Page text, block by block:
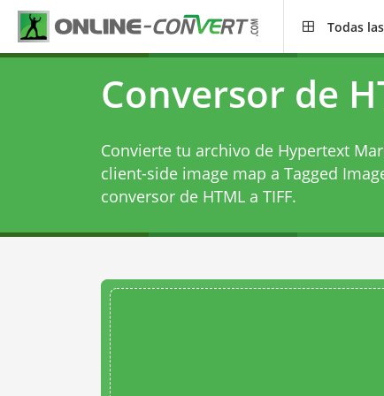
Todas
Conversor de
Convierte tu archivo de Hypertext
client-side image map a Tagged
conversor de HTML a TIFF.